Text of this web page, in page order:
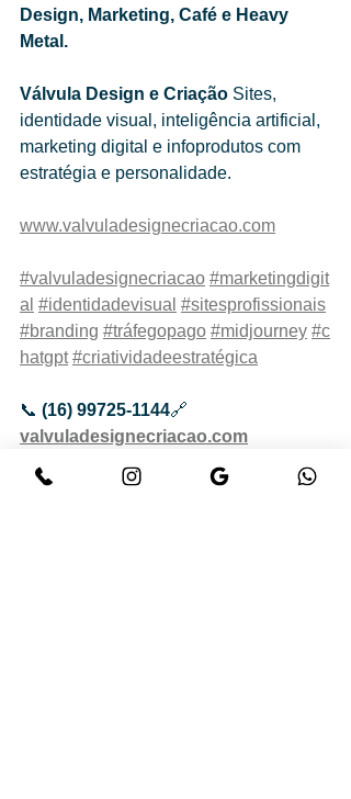
Design, Marketing, Café e Heavy
Metal.
Válvula Design e Criação Sites,
identidade visual, inteligência artificial,
marketing digital e infoprodutos com
estratégia e personalidade.
www.valvuladesignecriacao.com
#valvuladesignecriacao #marketingdigit
al #identidadevisual #sitesprofissionais
#branding #tráfegopago #midjourney #c
hatgpt #criatividadeestratégica
📞 (16) 99725-1144🔗
valvuladesignecriacao.com